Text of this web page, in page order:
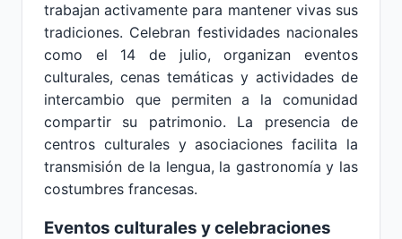
trabajan activamente para mantener vivas sus
tradiciones. Celebran festividades nacionales
como el 14 de julio, organizan eventos
culturales, cenas temáticas y actividades de
intercambio que permiten a la comunidad
compartir su patrimonio. La presencia de
centros culturales y asociaciones facilita la
transmisión de la lengua, la gastronomía y las
costumbres francesas.
Eventos culturales y celebraciones